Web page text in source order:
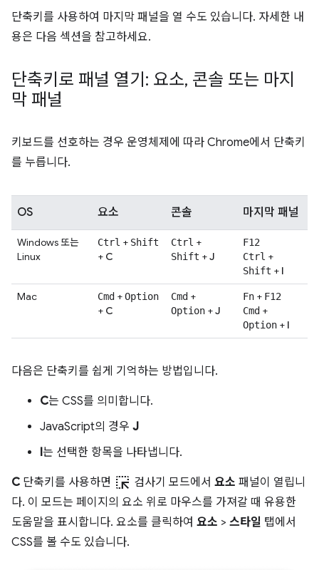
단축키를 사용하여 마지막 패널을 열 수도 있습니다. 자세한 내
용은 다음 섹션을 참고하세요.
단축키로 패널 열기: 요소, 콘솔 또는 마지
막 패널
키보드를 선호하는 경우 운영체제에 따라 Chrome에서 단축키
를 누릅니다.
OS 요소 콘솔 마지막 패널
Windows 또는
Linux
Ctrl + Shift
+ C
Ctrl +
Shift +J
F12
Ctrl +
Shift + I
Mac
Cmd +Option
+ C
Cmd +
Option +J
Fn + F12
Cmd +
Option + I
다음은 단축키를 쉽게 기억하는 방법입니다.
C는 CSS를 의미합니다.
JavaScript의 경우 J
I는 선택한 항목을 나타냅니다.
C 단축키를 사용하면 ink_selection 검사기 모드에서 요소 패널이 열립니
다. 이 모드는 페이지의 요소 위로 마우스를 가져갈 때 유용한
도움말을 표시합니다. 요소를 클릭하여 요소 > 스타일 탭에서
CSS를 볼 수도 있습니다.